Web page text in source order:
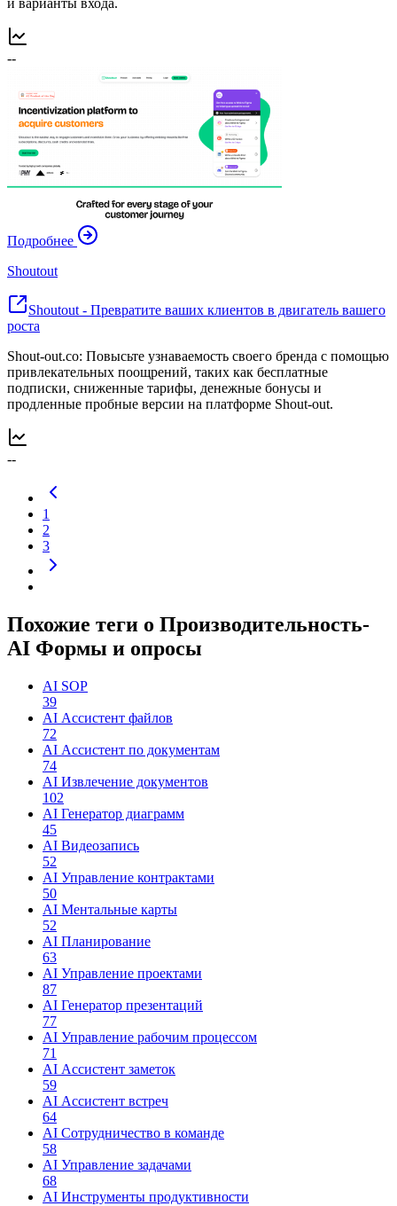
--
Подробнее
Shoutout
Shoutout - Превратите ваших клиентов в двигатель вашего
роста
Shout-out.co: Повысьте узнаваемость своего бренда с помощью
привлекательных поощрений, таких как бесплатные
подписки, сниженные тарифы, денежные бонусы и
продленные пробные версии на платформе Shout-out.
--
1
2
3
Похожие теги о Производительность-
AI Формы и опросы
AI SOP
39
AI Ассистент файлов
72
AI Ассистент по документам
74
AI Извлечение документов
102
AI Генератор диаграмм
45
AI Видеозапись
52
AI Управление контрактами
50
AI Ментальные карты
52
AI Планирование
63
AI Управление проектами
87
AI Генератор презентаций
77
AI Управление рабочим процессом
71
AI Ассистент заметок
59
AI Ассистент встреч
64
AI Сотрудничество в команде
58
AI Управление задачами
68
AI Инструменты продуктивности